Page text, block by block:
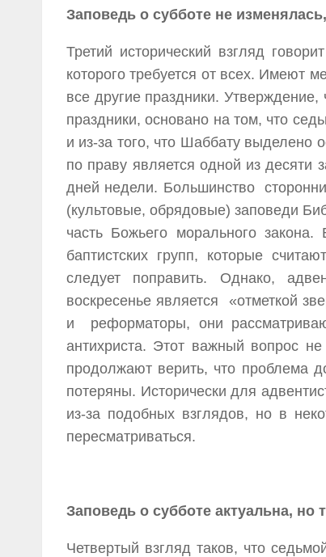
Заповедь о субботе не
Третий исторический взгляд
которого требуется от всех. Имеют
все другие праздники.
праздники, основано на том, что
и из-за того, что Шаббату выделено
по праву является одной из десяти
дней недели. Большинство
(культовые, обрядовые) заповеди
часть Божьего морального
баптистских групп, которые
следует поправить. Однако,
воскресенье является «отметкой
и реформаторы, они
антихриста. Этот важный вопрос
продолжают верить, что проблема
потеряны. Исторически для
из-за подобных взглядов, но в
пересматриваться.
Заповедь о субботе актуальна, но
Четвертый взгляд таков, что